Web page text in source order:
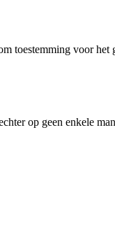
voor
op geen enkele